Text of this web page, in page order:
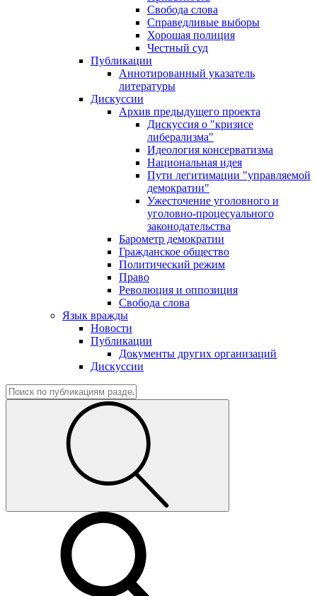
Свобода слова
Справедливые выборы
Хорошая полиция
Честный суд
Публикации
Аннотированный указатель
литературы
Дискуссии
Архив предыдущего проекта
Дискуссия о "кризисе
либерализма"
Идеология консерватизма
Национальная идея
Пути легитимации "управляемой
демократии"
Ужесточение уголовного и
уголовно-процесуального
законодательства
Барометр демократии
Гражданское общество
Политический режим
Право
Революция и оппозиция
Свобода слова
Язык вражды
Новости
Публикации
Документы других организаций
Дискуссии